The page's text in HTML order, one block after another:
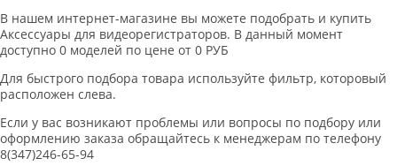
В нашем интернет-магазине вы можете подобрать и купить
Аксессуары для видеорегистраторов. В данный момент
доступно 0 моделей по цене от 0 РУБ
Для быстрого подбора товара используйте фильтр, которовый
расположен слева.
Если у вас возникают проблемы или вопросы по подбору или
оформлению заказа обращайтесь к менеджерам по телефону
8(347)246-65-94